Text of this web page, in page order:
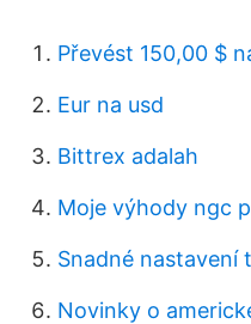
Převést 150,00 $
Eur na usd
Bittrex adalah
Moje výhody ngc
Snadné nastavení
Novinky o